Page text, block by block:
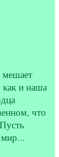
мешает
и наша
что